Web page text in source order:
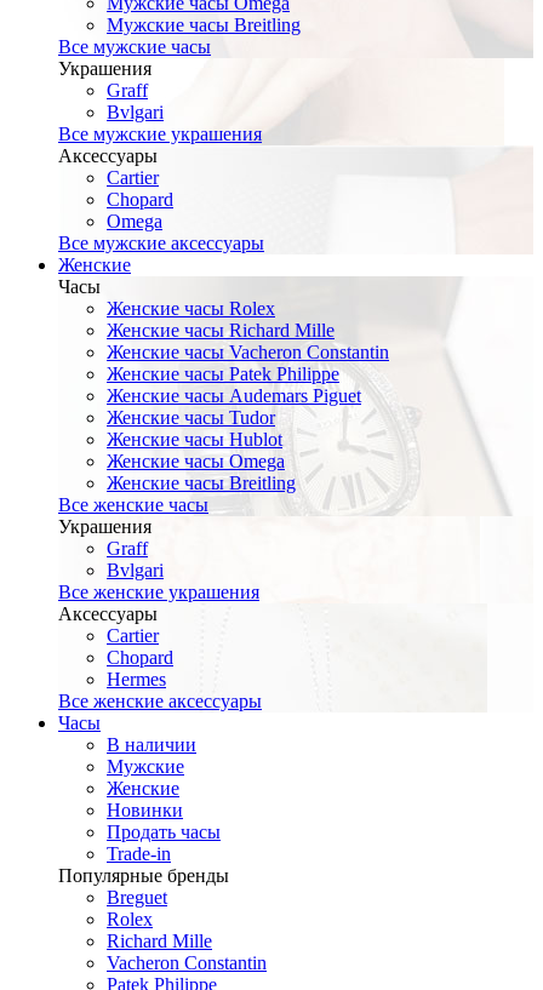
Мужские часы Breitling
Все мужские часы
Украшения
Graff
Bvlgari
Все мужские украшения
Аксессуары
Cartier
Chopard
Omega
Все мужские аксессуары
Женские
Часы
Женские часы Rolex
Женские часы Richard Mille
Женские часы Vacheron Constantin
Женские часы Patek Philippe
Женские часы Audemars Piguet
Женские часы Tudor
Женские часы Hublot
Женские часы Omega
Женские часы Breitling
Все женские часы
Украшения
Graff
Bvlgari
Все женские украшения
Аксессуары
Cartier
Chopard
Hermes
Все женские аксессуары
Часы
В наличии
Мужские
Женские
Новинки
Продать часы
Trade-in
Популярные бренды
Breguet
Rolex
Richard Mille
Vacheron Constantin
Patek Philippe